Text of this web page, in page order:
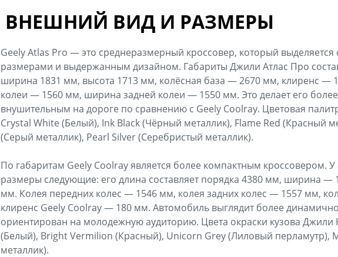
ВНЕШНИЙ ВИД И РАЗМЕРЫ
Geely Atlas Pro — это среднеразмерный кроссовер, который
размерами и выдержанным дизайном. Габариты Джили Атлас Про
ширина 1831 мм, высота 1713 мм, колёсная база — 2670 мм, клиренс —
колеи — 1560 мм, ширина задней колеи — 1550 мм. Это делает его
внушительным на дороге по сравнению с Geely Coolray. Цветовая
Crystal White (Белый), Ink Black (Чёрный металлик), Flame Red (Красный
(Серый металлик), Pearl Silver (Серебристый металлик).
По габаритам Geely Coolray является более компактным кроссовером.
размеры следующие: его длина составляет порядка 4380 мм, ширина —
мм. Колея передних колес — 1546 мм, колея задних колес — 1557 мм,
клиренс Geely Coolray — 180 мм. Автомобиль выглядит более
ориентирован на молодежную аудиторию. Цвета окраски кузова Джили
(Белый), Bright Vermilion (Красный), Unicorn Grey (Лиловый перламутр),
металлик).